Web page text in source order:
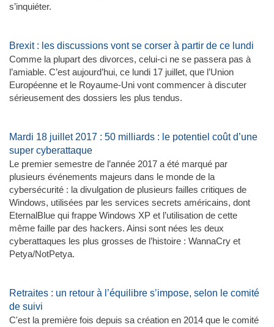
s’inquiéter.
Brexit : les discussions vont se corser à partir de ce lundi
Comme la plupart des divorces, celui-ci ne se passera pas à
l’amiable. C’est aujourd’hui, ce lundi 17 juillet, que l’Union
Européenne et le Royaume-Uni vont commencer à discuter
sérieusement des dossiers les plus tendus.
Mardi 18 juillet 2017 : 50 milliards : le potentiel coût d’une
super cyberattaque
Le premier semestre de l’année 2017 a été marqué par
plusieurs événements majeurs dans le monde de la
cybersécurité : la divulgation de plusieurs failles critiques de
Windows, utilisées par les services secrets américains, dont
EternalBlue qui frappe Windows XP et l’utilisation de cette
même faille par des hackers. Ainsi sont nées les deux
cyberattaques les plus grosses de l’histoire : WannaCry et
Petya/NotPetya.
Retraites : un retour à l’équilibre s’impose, selon le comité
de suivi
C'est la première fois depuis sa création en 2014 que le comité